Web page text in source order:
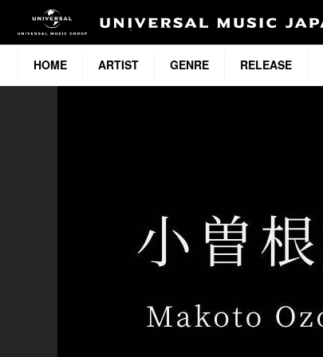
HOME ARTIST GENRE RELEASE